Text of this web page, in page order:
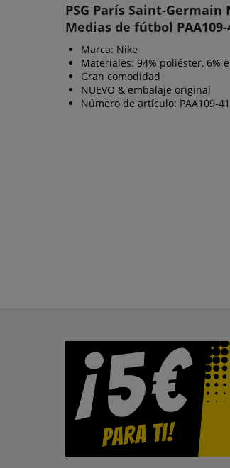
PSG París Saint-Germain
Medias de fútbol PAA109-
Marca: Nike
Materiales: 94% poliéster, 6%
Gran comodidad
NUEVO & embalaje original
Número de artículo: PAA109-